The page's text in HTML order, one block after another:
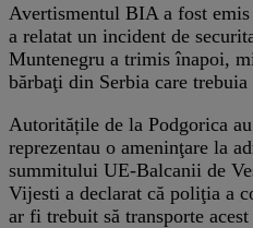
Avertismentul BIA a fost
a relatat un incident de
Muntenegru a trimis înapoi,
bărbaţi din Serbia care
Autoritățile de la Podgorica
reprezentau o ameninţare la
summitului UE-Balcanii de
Vijesti a declarat că poliţia a
ar fi trebuit să transporte acest